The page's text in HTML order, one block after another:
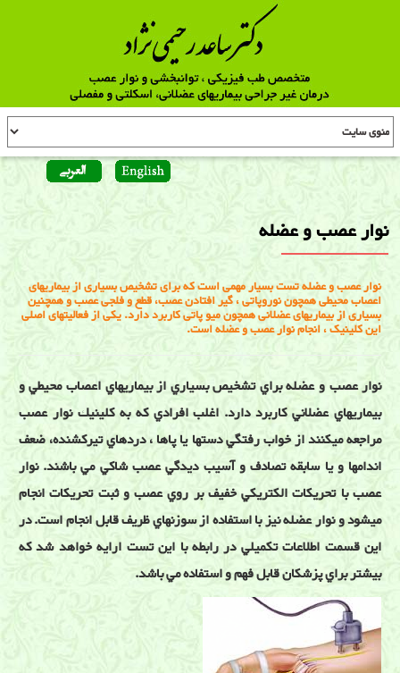
نوار عصب و عضله
نوار عصب و عضله تست بسیار مهمی است که برای تشخیص بسیاری از بیماریهای
اعصاب محیطی همچون نوروپاتی ، گیر افتادن عصب، قطع و فلجی عصب و همچنین
بسیاری از بیماریهای عضلانی همچون میو پاتی کاربرد دارد. یکی از فعالیتهای اصلی
این کلینیک ، انجام نوار عصب و عضله است.
نوار عصب و عضله براي تشخيص بسياري از بيماريهاي اعصاب محيطي و
بيماريهاي عضلاني كاربرد دارد. اغلب افرادي كه به كلينيك نوار عصب
مراجعه ميكنند از خواب رفتگي دستها يا پاها ، دردهاي تيركشنده، ضعف
اندامها و يا سابقه تصادف و آسيب ديدگي عصب شاكي مي باشند. نوار
عصب با تحريكات الكتريكي خفيف بر روي عصب و ثبت تحريكات انجام
ميشود و نوار عضله نيز با استفاده از سوزنهاي ظريف قابل انجام است. در
اين قسمت اطلاعات تكميلي در رابطه با اين تست ارايه خواهد شد كه
بيشتر براي پزشكان قابل فهم و استفاده مي باشد.